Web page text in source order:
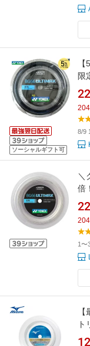
ソーシャルギフト可
限
ー
（
204
8/9
＼
倍
ネ
ス
204
1〜